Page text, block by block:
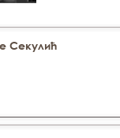
Секулић